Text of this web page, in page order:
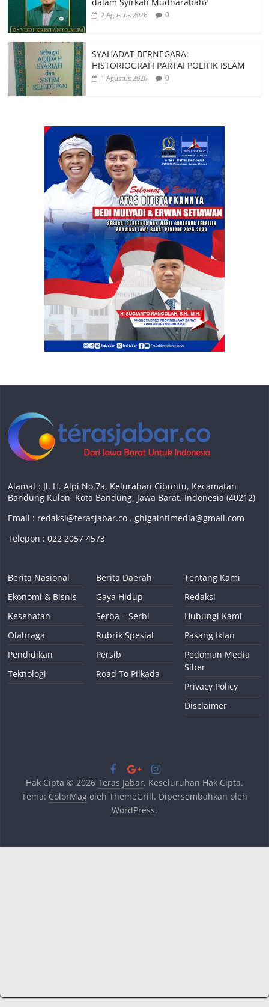
2 Agustus 2026 0
SYAHADAT BERNEGARA:
HISTORIOGRAFI PARTAI POLITIK ISLAM
1 Agustus 2026 0
Alamat : Jl. H. Alpi No.7a, Kelurahan Cibuntu, Kecamatan
Bandung Kulon, Kota Bandung, Jawa Barat, Indonesia (40212)
Email : redaksi@terasjabar.co ,ghigaintimedia@gmail.com
Telepon : 022 2057 4573
Berita Nasional
Ekonomi & Bisnis
Kesehatan
Olahraga
Pendidikan
Teknologi
Berita Daerah
Gaya Hidup
Serba – Serbi
Rubrik Spesial
Persib
Road To Pilkada
Tentang Kami
Redaksi
Hubungi Kami
Pasang Iklan
Pedoman Media
Siber
Privacy Policy
Disclaimer
Hak Cipta © 2026 Teras Jabar. Keseluruhan Hak Cipta.
Tema: ColorMagoleh ThemeGrill. Dipersembahkan oleh
WordPress.